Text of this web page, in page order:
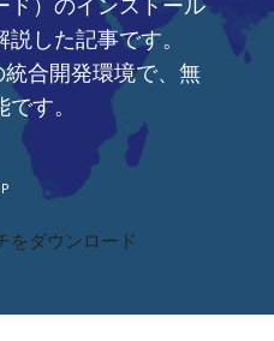
した記事です。
合開発環境で、無
す。
をダウンロード